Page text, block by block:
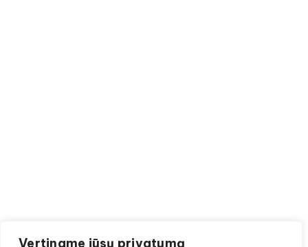
Vertiname jūsų privatumą